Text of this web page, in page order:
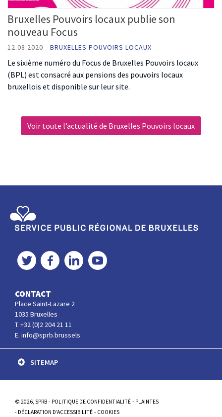
Bruxelles Pouvoirs locaux publie son
nouveau Focus
12.08.2020 BRUXELLES POUVOIRS LOCAUX
Le sixième numéro du Focus de Bruxelles Pouvoirs locaux
(BPL) est consacré aux pensions des pouvoirs locaux
bruxellois et disponible sur leur site.
Voir toute l’actualité de Bruxelles Pouvoirs locaux
Twitter FacebookLinkedInYouTube
CONTACT
Place Saint-Lazare 2
1035 Bruxelles
T. +32 (0)2 204 21 11
E. info@sprb.brussels
SITEMAP
© 2026, SPRB POLITIQUE DE CONFIDENTIALITÉ
PLAINTES
DÉCLARATION D’ACCESSIBILITÉ
COOKIES